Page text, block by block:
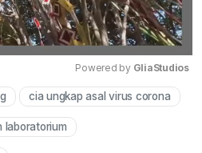
Mute
Powered by GliaStudios
cia ungkap asal virus corona
laboratorium